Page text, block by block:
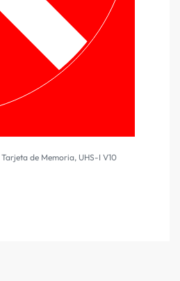
Tarjeta de Memoria, UHS-I V10